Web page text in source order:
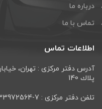
درباره ما
تماس با ما
اطلاعات تماس
آدرس دفتر مرکزی : تهران،
پلاك 140
تلفن دفتر مرکزی : 7-33972564